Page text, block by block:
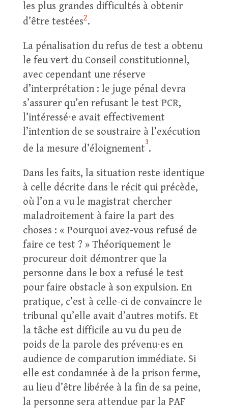
les plus grandes difficultés à obtenir
d’être testées2.
La pénalisation du refus de test a obtenu
le feu vert du Conseil constitutionnel,
avec cependant une réserve
d’interprétation : le juge pénal devra
s’assurer qu’en refusant le test PCR,
l’intéressé⋅e avait effectivement
l’intention de se soustraire à l’exécution
de la mesure d’éloignement
3
.
Dans les faits, la situation reste identique
à celle décrite dans le récit qui précède,
où l’on a vu le magistrat chercher
maladroitement à faire la part des
choses : « Pourquoi avez-vous refusé de
faire ce test ? » Théoriquement le
procureur doit démontrer que la
personne dans le box a refusé le test
pour faire obstacle à son expulsion. En
pratique, c’est à celle-ci de convaincre le
tribunal qu’elle avait d’autres motifs. Et
la tâche est difficile au vu du peu de
poids de la parole des prévenu⋅es en
audience de comparution immédiate. Si
elle est condamnée à de la prison ferme,
au lieu d’être libérée à la fin de sa peine,
la personne sera attendue par la PAF